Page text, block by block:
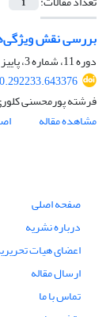
1
بررسی نقش
دوره 11، شماره 3، پاییز 1399، صفحه
فرشته پورمحسنی
مشاهده مقاله
صفحه اصلی
درباره نشریه
اعضای هیات
ارسال مقاله
تماس با ما